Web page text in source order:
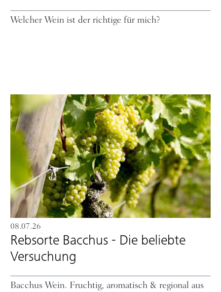
Welcher Wein ist der richtige für mich?
08.07.26
Rebsorte Bacchus - Die beliebte
Versuchung
Bacchus Wein. Fruchtig, aromatisch & regional aus